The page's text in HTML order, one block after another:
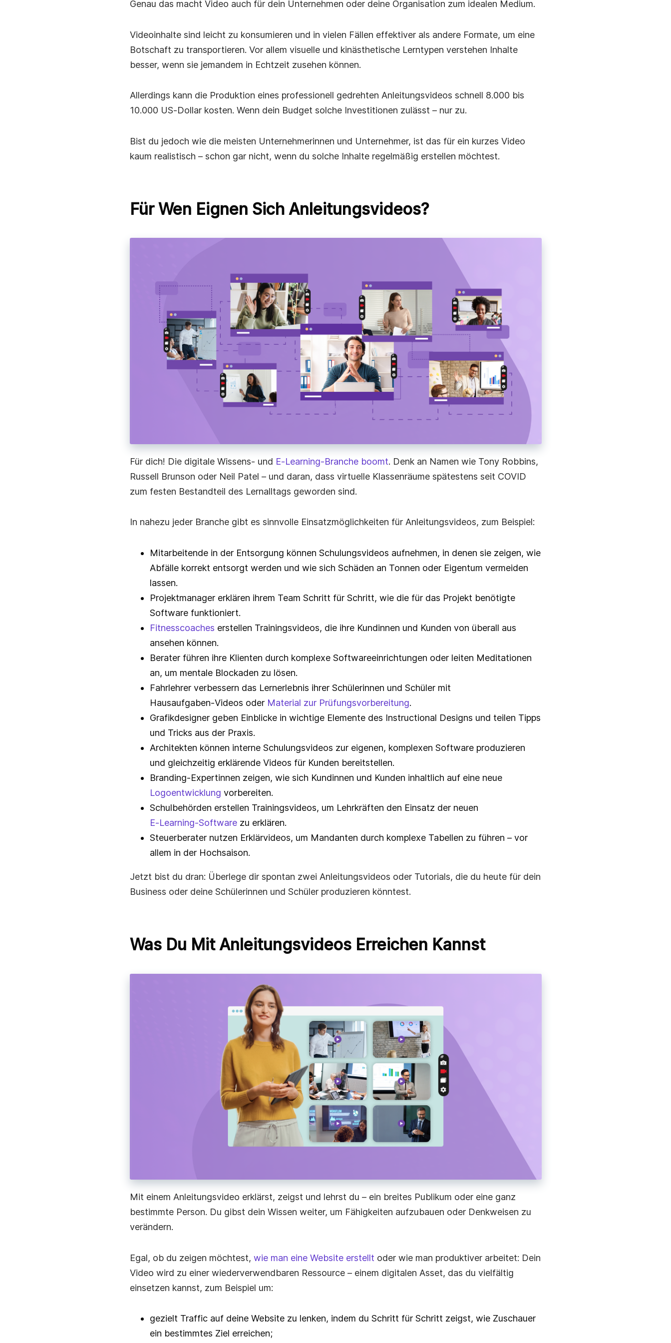
Videonachrichten.
Remote-Arbeit
sofortiger Videonachrichten schneller zusammen.
Genau das macht Video auch für dein Unternehmen oder deine Organisation zum idealen Medium.
Videoinhalte sind leicht zu konsumieren und in vielen Fällen effektiver als andere Formate, um eine
Botschaft zu transportieren. Vor allem visuelle und kinästhetische Lerntypen verstehen Inhalte
besser, wenn sie jemandem in Echtzeit zusehen können.
Allerdings kann die Produktion eines professionell gedrehten Anleitungsvideos schnell 8.000 bis
10.000 US‑Dollar kosten. Wenn dein Budget solche Investitionen zulässt – nur zu.
Bist du jedoch wie die meisten Unternehmerinnen und Unternehmer, ist das für ein kurzes Video
kaum realistisch – schon gar nicht, wenn du solche Inhalte regelmäßig erstellen möchtest.
Für Wen Eignen Sich Anleitungsvideos?
Für dich! Die digitale Wissens- und E‑Learning‑Branche boomt. Denk an Namen wie Tony Robbins,
Russell Brunson oder Neil Patel – und daran, dass virtuelle Klassenräume spätestens seit COVID
zum festen Bestandteil des Lernalltags geworden sind.
In nahezu jeder Branche gibt es sinnvolle Einsatzmöglichkeiten für Anleitungsvideos, zum Beispiel:
Mitarbeitende in der Entsorgung können Schulungsvideos aufnehmen, in denen sie zeigen, wie
Abfälle korrekt entsorgt werden und wie sich Schäden an Tonnen oder Eigentum vermeiden
lassen.
Projektmanager erklären ihrem Team Schritt für Schritt, wie die für das Projekt benötigte
Software funktioniert.
Fitnesscoaches erstellen Trainingsvideos, die ihre Kundinnen und Kunden von überall aus
ansehen können.
Berater führen ihre Klienten durch komplexe Softwareeinrichtungen oder leiten Meditationen
an, um mentale Blockaden zu lösen.
Fahrlehrer verbessern das Lernerlebnis ihrer Schülerinnen und Schüler mit
Hausaufgaben‑Videos oder Material zur Prüfungsvorbereitung.
Grafikdesigner geben Einblicke in wichtige Elemente des Instructional Designs und teilen Tipps
und Tricks aus der Praxis.
Architekten können interne Schulungsvideos zur eigenen, komplexen Software produzieren
und gleichzeitig erklärende Videos für Kunden bereitstellen.
Branding‑Expertinnen zeigen, wie sich Kundinnen und Kunden inhaltlich auf eine neue
Logoentwicklung vorbereiten.
Schulbehörden erstellen Trainingsvideos, um Lehrkräften den Einsatz der neuen
E‑Learning‑Softwarezu erklären.
Steuerberater nutzen Erklärvideos, um Mandanten durch komplexe Tabellen zu führen – vor
allem in der Hochsaison.
Jetzt bist du dran: Überlege dir spontan zwei Anleitungsvideos oder Tutorials, die du heute für dein
Business oder deine Schülerinnen und Schüler produzieren könntest.
Was Du Mit Anleitungsvideos Erreichen Kannst
Mit einem Anleitungsvideo erklärst, zeigst und lehrst du – ein breites Publikum oder eine ganz
bestimmte Person. Du gibst dein Wissen weiter, um Fähigkeiten aufzubauen oder Denkweisen zu
verändern.
Egal, ob du zeigen möchtest, wie man eine Website erstellt oder wie man produktiver arbeitet: Dein
Video wird zu einer wiederverwendbaren Ressource – einem digitalen Asset, das du vielfältig
einsetzen kannst, zum Beispiel um:
gezielt Traffic auf deine Website zu lenken, indem du Schritt für Schritt zeigst, wie Zuschauer
ein bestimmtes Ziel erreichen;